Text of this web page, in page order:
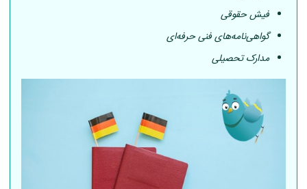
فیش حقوقی
گواهی‌نامه‌های فنی حرفه‌ای
مدارک تحصیلی